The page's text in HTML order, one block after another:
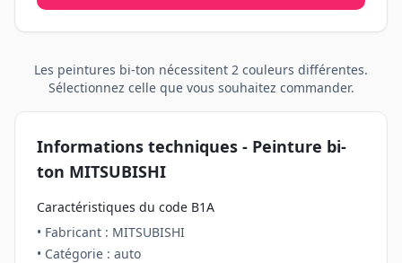
Les peintures bi-ton nécessitent 2 couleurs différentes.
Sélectionnez celle que vous souhaitez commander.
Informations techniques - Peinture bi-
ton MITSUBISHI
Caractéristiques du code B1A
• Fabricant : MITSUBISHI
• Catégorie : auto